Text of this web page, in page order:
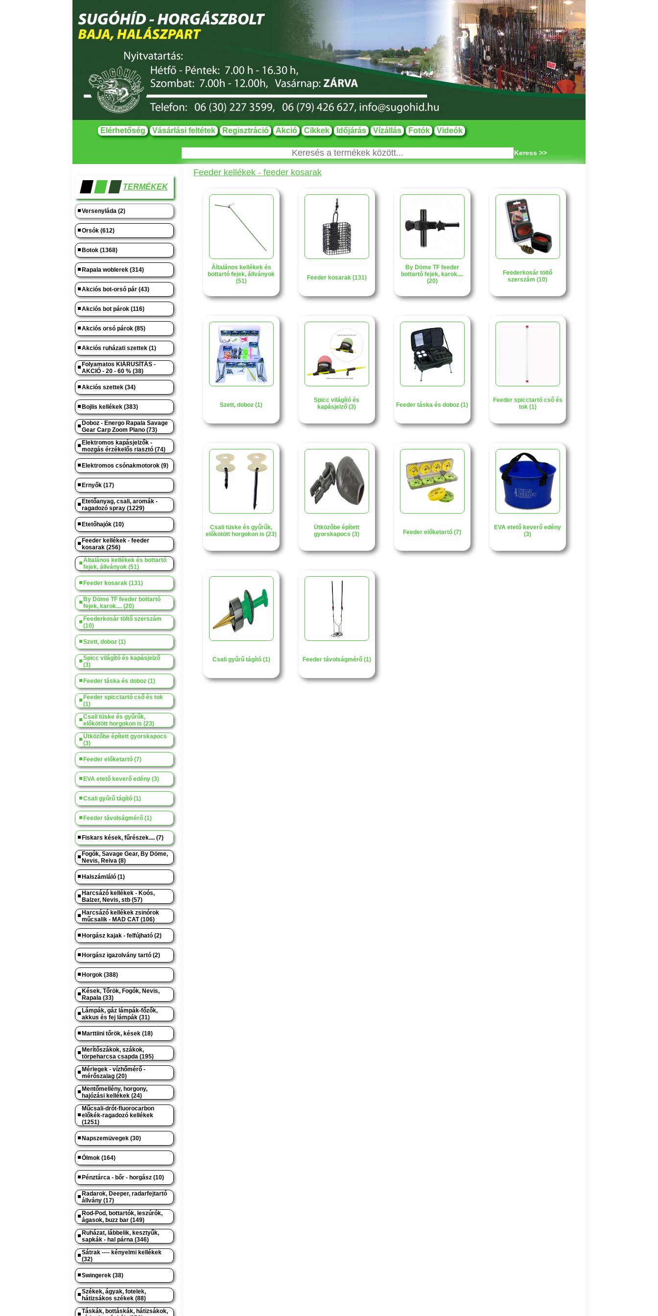
Elérhetőség Vásárlási feltétek Regisztráció Akció Cikkek Időjárás Vízállás Fotók Videók
Keress >>
TERMÉKEK
Versenyláda (2)
Orsók (612)
Botok (1368)
Rapala woblerek (314)
Akciós bot-orsó pár (43)
Akciós bot párok (116)
Akciós orsó párok (85)
Akciós ruházati szettek (1)
Folyamatos KIÁRUSÍTÁS -
AKCIÓ - 20 - 60 % (38)
Akciós szettek (34)
Bojlis kellékek (383)
Doboz - Energo Rapala Savage
Gear Carp Zoom Plano (73)
Elektromos kapásjelzők -
mozgás érzékelős riasztó (74)
Elektromos csónakmotorok (9)
Ernyők (17)
Etetőanyag, csali, aromák -
ragadozó spray (1229)
Etetőhajók (10)
Feeder kellékek - feeder
kosarak (256)
Általános kellékek és bottartó
fejek, állványok (51)
Feeder kosarak (131)
By Döme TF feeder bottartó
fejek, karok.... (20)
Feederkosár töltő szerszám
(10)
Szett, doboz (1)
Spicc világító és kapásjelző
(3)
Feeder táska és doboz (1)
Feeder spicctartó cső és tok
(1)
Csali tüske és gyűrűk,
előkötött horgokon is (23)
Ütközőbe épített gyorskapocs
(3)
Feeder előketartó (7)
EVA etető keverő edény (3)
Csali gyűrű tágító (1)
Feeder távolságmérő (1)
Fiskars kések, fűrészek.... (7)
Fogók, Savage Gear, By Döme,
Nevis, Reiva (8)
Halszámláló (1)
Harcsázó kellékek - Koós,
Balzer, Nevis, stb (57)
Harcsázó kellékek zsinórok
műcsalik - MAD CAT (106)
Horgász kajak - felfújható (2)
Horgász igazolvány tartó (2)
Horgok (388)
Kések, Tőrök, Fogók, Nevis,
Rapala (33)
Lámpák, gáz lámpák-főzők,
akkus és fej lámpák (31)
Marttiini tőrök, kések (18)
Merítőszákok, szákok,
törpeharcsa csapda (195)
Mérlegek - vízhőmérő -
mérőszalag (20)
Mentőmellény, horgony,
hajózási kellékek (24)
Műcsali-drót-fluorocarbon
előkék-ragadozó kellékek
(1251)
Napszemüvegek (30)
Ólmok (164)
Pénztárca - bőr - horgász (10)
Radarok, Deeper, radarfejtartó
állvány (17)
Rod-Pod, bottartók, leszúrók,
ágasok, buzz bar (149)
Ruházat, lábbelik, kesztyűk,
sapkák - hal párna (346)
Sátrak ---- kényelmi kellékek
(32)
Swingerek (38)
Székek, ágyak, fotelek,
hátizsákos székek (88)
Táskák, bottáskák, hátizsákok,
Feeder kellékek - feeder kosarak
Általános kellékek és
bottartó fejek, állványok
(51)
Feeder kosarak (131)
By Döme TF feeder
bottartó fejek, karok....
(20)
Feederkosár töltő
szerszám (10)
Szett, doboz (1)
Spicc világító és
kapásjelző (3)
Feeder táska és doboz (1)
Feeder spicctartó cső és
tok (1)
Csali tüske és gyűrűk,
előkötött horgokon is (23)
Ütközőbe épített
gyorskapocs (3)
Feeder előketartó (7)
EVA etető keverő edény
(3)
Csali gyűrű tágító (1) Feeder távolságmérő (1)